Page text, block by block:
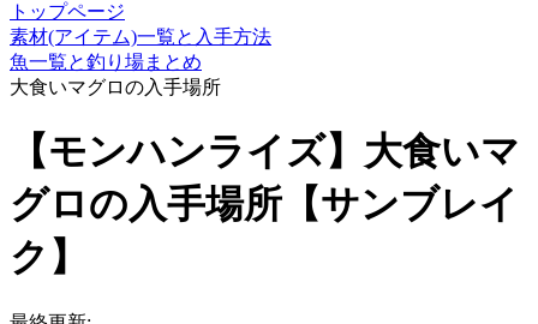
トップページ
素材(アイテム)一覧と入手方法
魚一覧と釣り場まとめ
大食いマグロの入手場所
【モンハンライズ】大食いマ
グロの入手場所【サンブレイ
ク】